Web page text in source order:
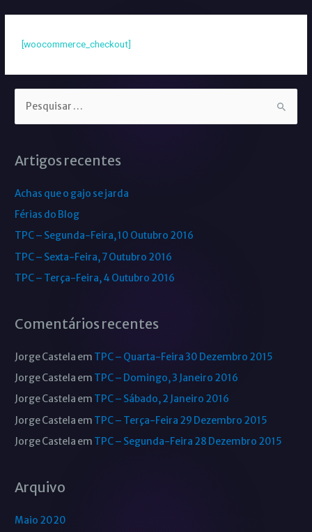
[woocommerce_checkout]
Artigos recentes
Achas que o gajo se jarda
Férias do Blog
TPC – Segunda-Feira, 10 Outubro 2016
TPC – Sexta-Feira, 7 Outubro 2016
TPC – Terça-Feira, 4 Outubro 2016
Comentários recentes
Jorge Castela em TPC – Quarta-Feira 30 Dezembro 2015
Jorge Castela em TPC – Domingo, 3 Janeiro 2016
Jorge Castela em TPC – Sábado, 2 Janeiro 2016
Jorge Castela em TPC – Terça-Feira 29 Dezembro 2015
Jorge Castela em TPC – Segunda-Feira 28 Dezembro 2015
Arquivo
Maio 2020